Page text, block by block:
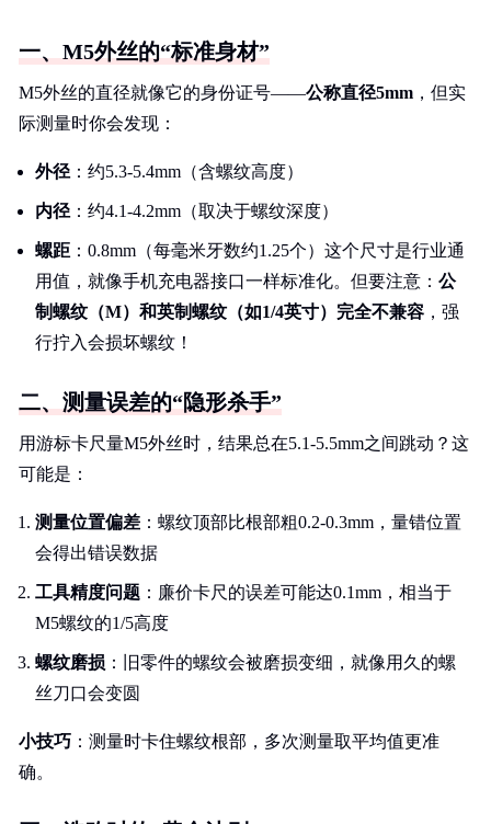
一、M5外丝的“标准身材”
M5外丝的直径就像它的身份证号——公称直径5mm ，但实
际测量时你会发现：
外径 ：约5.3-5.4mm（含螺纹高度）
内径 ：约4.1-4.2mm（取决于螺纹深度）
螺距 ：0.8mm（每毫米牙数约1.25个）这个尺寸是行业通
用值，就像手机充电器接口一样标准化。但要注意： 公
制螺纹（M）和英制螺纹（如1/4英寸）完全不兼容 ，强
行拧入会损坏螺纹！
二、测量误差的“隐形杀手”
用游标卡尺量M5外丝时，结果总在5.1-5.5mm之间跳动？这
可能是：
测量位置偏差 ：螺纹顶部比根部粗0.2-0.3mm，量错位置
会得出错误数据
工具精度问题 ：廉价卡尺的误差可能达0.1mm，相当于
M5螺纹的1/5高度
螺纹磨损 ：旧零件的螺纹会被磨损变细，就像用久的螺
丝刀口会变圆
小技巧 ：测量时卡住螺纹根部，多次测量取平均值更准
确。